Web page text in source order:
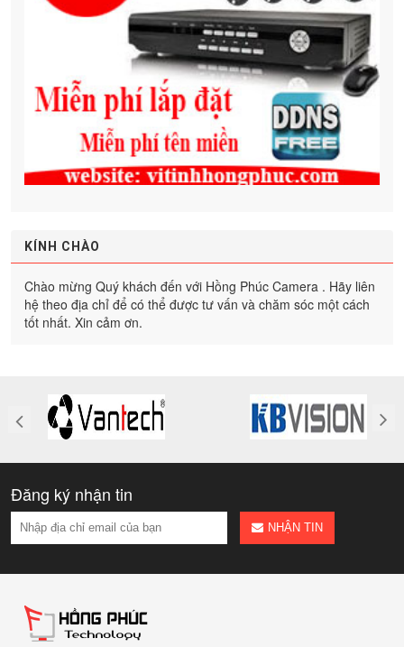
KÍNH CHÀO
Chào mừng Quý khách đến với Hồng Phúc Camera . Hãy liên
hệ theo địa chỉ để có thể được tư vấn và chăm sóc một cách
tốt nhất. Xin cảm ơn.
Đăng ký nhận tin
NHẬN TIN